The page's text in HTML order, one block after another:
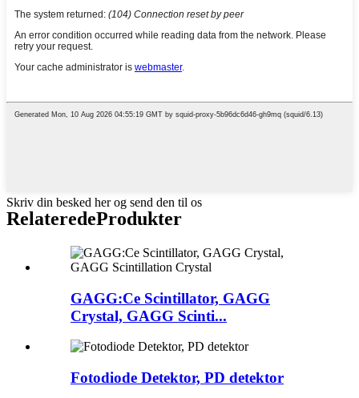
Skriv din besked her og send den til os
RelateredeProdukter
GAGG:Ce Scintillator, GAGG
Crystal, GAGG Scinti...
Fotodiode Detektor, PD detektor